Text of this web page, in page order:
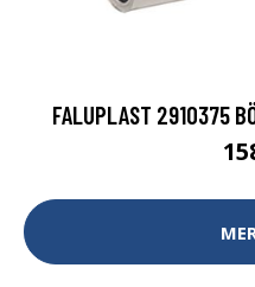
FALUPLAST 2910375